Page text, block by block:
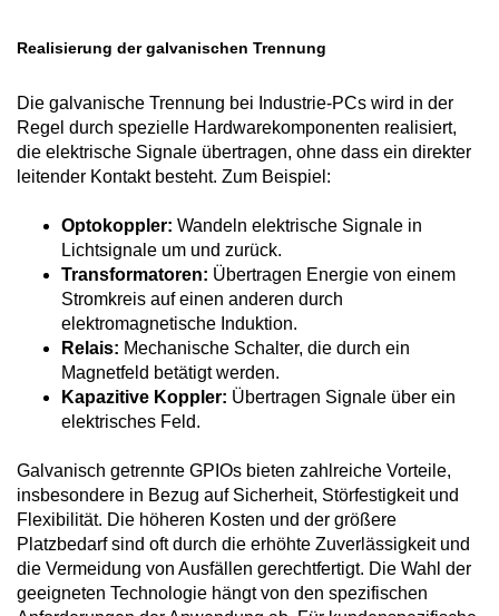
Realisierung der galvanischen Trennung
Die galvanische Trennung bei Industrie-PCs wird in der
Regel durch spezielle Hardwarekomponenten realisiert,
die elektrische Signale übertragen, ohne dass ein direkter
leitender Kontakt besteht. Zum Beispiel:
Optokoppler: Wandeln elektrische Signale in
Lichtsignale um und zurück.
Transformatoren: Übertragen Energie von einem
Stromkreis auf einen anderen durch
elektromagnetische Induktion.
Relais: Mechanische Schalter, die durch ein
Magnetfeld betätigt werden.
Kapazitive Koppler: Übertragen Signale über ein
elektrisches Feld.
Galvanisch getrennte GPIOs bieten zahlreiche Vorteile,
insbesondere in Bezug auf Sicherheit, Störfestigkeit und
Flexibilität. Die höheren Kosten und der größere
Platzbedarf sind oft durch die erhöhte Zuverlässigkeit und
die Vermeidung von Ausfällen gerechtfertigt. Die Wahl der
geeigneten Technologie hängt von den spezifischen